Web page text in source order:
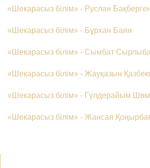
«Шекарасыз білім» - Руслан
«Шекарасыз білім» - Бұрхан Баян
«Шекарасыз білім» - Сымбат
«Шекарасыз білім» - Жауқазын
«Шекарасыз білім» - Гүлдерайым
«Шекарасыз білім» - Жансая